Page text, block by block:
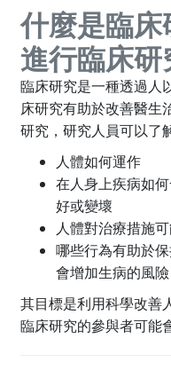
什麼是臨
進行臨床研
臨床研究是一種透過人
床研究有助於改善醫生
研究，研究人員可以了
人體如何運作
在人身上疾病如
好或變壞
人體對治療措施
哪些行為有助於
會增加生病的風險
其目標是利用科學改善
臨床研究的參與者可能